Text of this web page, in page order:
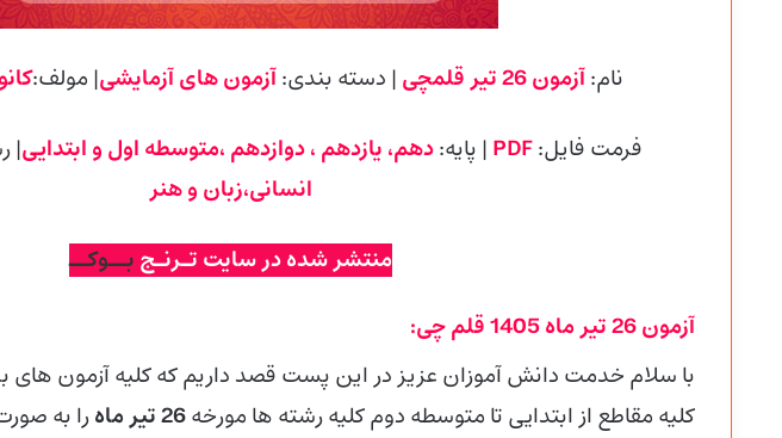
نام:آزمون 26 تیر قلمچی | دسته بندی:آزمونهای آزمایشی| مولف:
فرمت فایل:PDF | پایه:دهم، یازدهم ، دوازدهم ،متوسطه اول و ابتدایی|
انسانی،زبان و هنر
منتشر شده در سایت تـرنـج بــوکــ
آزمون 26 تیر ماه 1405 قلم چی:
با سلام خدمت دانش آموزان عزیز در این پست قصد داریم که کلیه آزمون های
کلیه مقاطع از ابتدایی تا متوسطه دوم کلیه رشته ها مورخه26 تیر ماه
را به